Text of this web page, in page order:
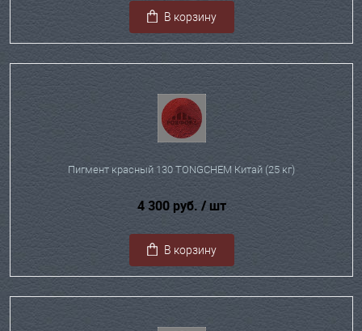
В корзину
Пигмент красный 130 TONGCHEM Китай (25 кг)
4 300 руб. / шт
В корзину